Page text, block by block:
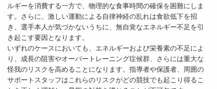
ルギーを消費する一方で、物理的な食事時間の確保を困難にしま
す。さらに、激しい運動による自律神経の乱れは食欲低下を招
き、選手本人が気づかないうちに、無自覚なエネルギー不足を引
き起こす要因となります。
いずれのケースにおいても、エネルギーおよび栄養素の不足によ
り、成長の阻害やオーバートレーニング症候群、さらには重大な
怪我のリスクを高めることになります。指導者や保護者、周囲の
サポートスタッフはこれらのリスクがどの競技でも起こり得るこ